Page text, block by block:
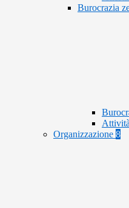
Burocrazia
Organizzazione 8